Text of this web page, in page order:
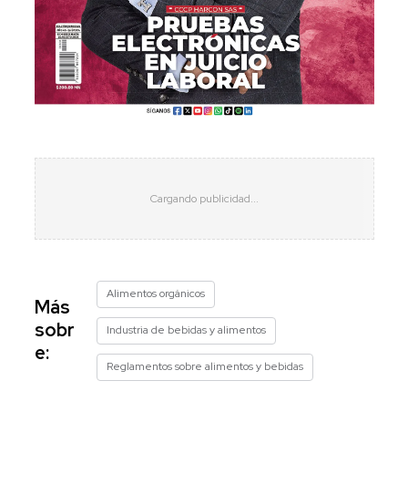
Más
sobr
e:
Alimentos orgánicos
Industria de bebidas y alimentos
Reglamentos sobre alimentos y bebidas